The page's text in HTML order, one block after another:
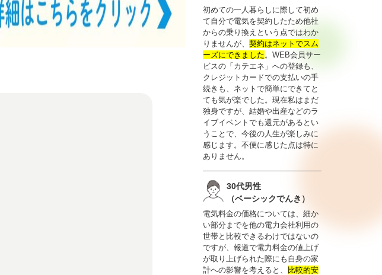
初めての一人暮らしに際して初め
て自分で電気を契約したため他社
からの乗り換えという点ではわか
りませんが、 契約はネットでスム
ーズにできました。WEB会員サー
ビスの「カテエネ」への登録も、
クレジットカードでの支払いの手
続きも、ネットで簡単にできてと
ても気が楽でした。現在私はまだ
独身ですが、結婚や出産などのラ
イブイベントでも還元があるとい
うことで、今後の人生が楽しみに
感じます。不便に感じた点は特に
ありません。
30代男性
（ベーシックでんき）
電気料金の価格については、細か
い部分までを他の電力会社利用の
世帯と比較できるわけではないの
ですが、報道で電力料金の値上げ
が取り上げられた際にも自身の家
計への影響を考えると、
比較的安